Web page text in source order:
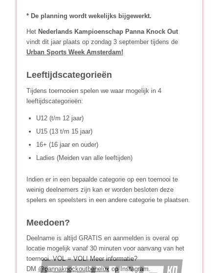
* De planning wordt wekelijks bijgewerkt.
Het Nederlands Kampioenschap Panna Knock Out
vindt dit jaar plaats op zondag 3 september tijdens de
Urban Sports Week Amsterdam!
Leeftijdscategorieën
Tijdens toernooien spelen we waar mogelijk in 4
leeftijdscategorieën:
U12 (t/m 12 jaar)
U15 (13 t/m 15 jaar)
16+ (16 jaar en ouder)
Ladies (Meiden van alle leeftijden)
Indien er in een bepaalde categorie op een toernooi te
weinig deelnemers zijn kan er worden besloten deze
spelers en speelsters in een andere categorie te plaatsen.
Meedoen?
Deelname is altijd GRATIS en aanmelden is overal op
locatie mogelijk vanaf 30 minuten voor aanvang van het
toernooi. VOL = VOL! Meer informatie?
DM @pannaknockoutbeneluxop Instagram.